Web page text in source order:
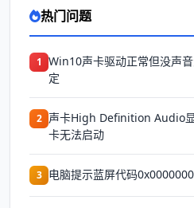
热门问题
1 Win10声卡驱动正常但没声
定
2 声卡High Definition Audio
卡无法启动
3 电脑提示蓝屏代码